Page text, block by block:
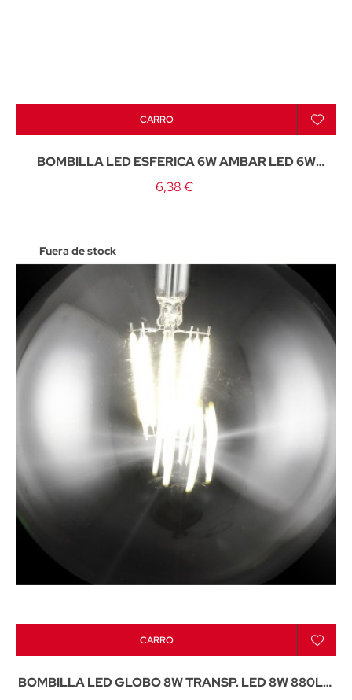
CARRO
BOMBILLA LED ESFERICA 6W AMBAR LED 6W
570LM 3000K - E-14
6,38 €
Fuera de stock
CARRO
BOMBILLA LED GLOBO 8W TRANSP. LED 8W 880LM